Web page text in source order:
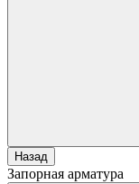
Назад
Запорная арматура